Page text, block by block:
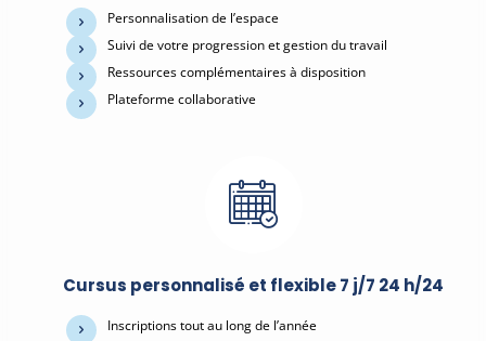
Personnalisation de l’espace
Suivi de votre progression et gestion du travail
Ressources complémentaires à disposition
Plateforme collaborative
Cursus personnalisé et flexible 7 j/7 24 h/24
Inscriptions tout au long de l’année